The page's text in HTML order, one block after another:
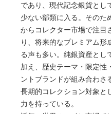
であり、現代記念銀貨とし
少ない部類に入る。そのた
からコレクター市場で注目
り、将来的なプレミアム形
る声も多い。純銀資産とし
加え、歴史テーマ・限定性
ントブランドが組み合わさ
長期的コレクション対象と
力を持っている。